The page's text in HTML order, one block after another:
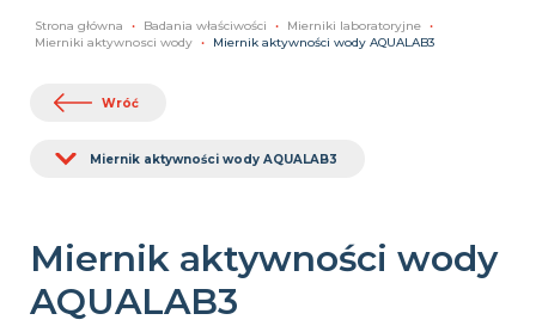
Strona główna Badania właściwości
Mierniki laboratoryjne
Mierniki aktywnosci wody
Miernik aktywności wody AQUALAB3
Wróć
Miernik aktywności wody AQUALAB3
Miernik aktywności wody
AQUALAB3